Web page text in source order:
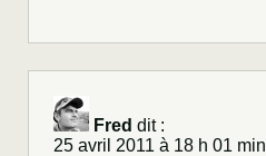
Fred dit :
25 avril 2011 à 18 h 01 min